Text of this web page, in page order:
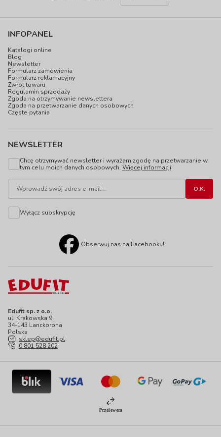
Edufit sp. z o.o.
ul. Krakowska 9
34-143 Lanckorona
Polska
sklep@edufit.pl
0 801 528 202
INFOPANEL
Katalogi online
Blog
Newsletter
Formularz zamówienia
Formularz reklamacyjny
Zwrot towaru
Regulamin sprzedaży
Zgoda na otrzymywanie newslettera
Zgoda na przetwarzanie danych osobowych
Częste pytania
NEWSLETTER
Chcę otrzymywać newsletter i wyrażam zgodę na przetwarzanie w
tym celu moich danych osobowych. Więcej informacji
Wyłącz subskrypcję
Obserwuj nas na Facebooku!